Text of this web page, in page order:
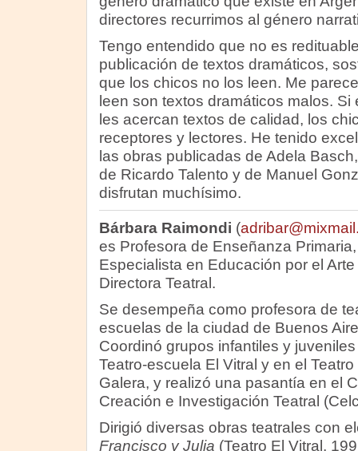
directores recurrimos al género
Tengo entendido que no es
publicación de textos dramáticos,
que los chicos no los leen. Me
leen son textos dramáticos malos.
les acercan textos de calidad, los
receptores y lectores. He tenido
las obras publicadas de Adela
de Ricardo Talento y de Manuel
disfrutan muchísimo.
Bárbara Raimondi (
es Profesora de Enseñanza Primaria,
Especialista en Educación por el Arte
Directora Teatral.
Se desempeña como profesora de
escuelas de la ciudad de Buenos
Coordinó grupos infantiles y
Teatro-escuela El Vitral y en el Teatro
Galera, y realizó una pasantía en el
Creación e Investigación Teatral
Dirigió diversas obras teatrales con
Francisco y Julia (Teatro El Vitral,